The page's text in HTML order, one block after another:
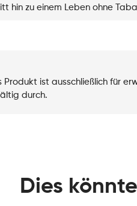
hin zu einem Leben ohne
Produkt ist ausschließlich für
durch.
Dies